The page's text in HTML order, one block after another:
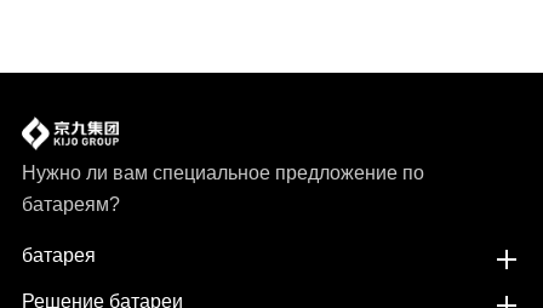
Нужно ли вам специальное предложение по
батареям?
батарея
Решение батареи